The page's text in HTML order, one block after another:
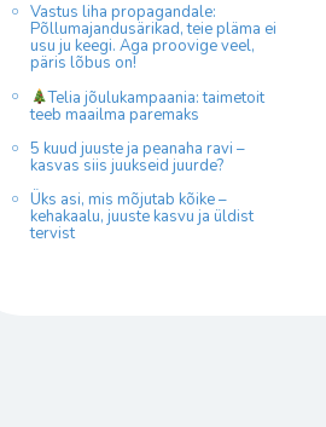
Vastus liha propagandale:
Põllumajandusärikad, teie pläma ei
usu ju keegi. Aga proovige veel,
päris lõbus on!
Telia jõulukampaania: taimetoit
teeb maailma paremaks
5 kuud juuste ja peanaha ravi –
kasvas siis juukseid juurde?
Üks asi, mis mõjutab kõike –
kehakaalu, juuste kasvu ja üldist
tervist